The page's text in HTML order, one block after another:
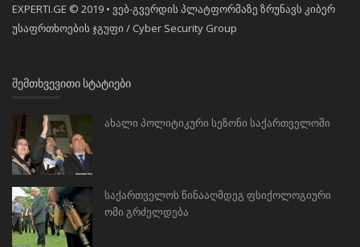
EXPERTI.GE © 2019 • ვებ-გვერდის პლატფორმაზე ზრუნავს კიბერ
უსაფრთხოების ჯგუფი / Cyber Security Group
ᲨᲔᲛᲗᲮᲕᲔᲕᲘᲗᲘ ᲡᲢᲐᲢᲘᲔᲑᲘ
ახალი პოლიტიკური სეზონი საქართველოში
საქართველოს წინააღმდეგ ფსიქოლოგიური
ომი გრძელდება